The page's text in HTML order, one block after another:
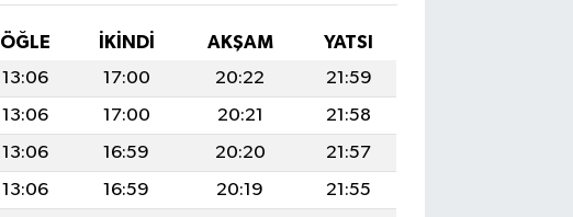
ÖĞLE İKINDI AKŞAM
YATSI
13:06 17:00 20:22
21:59
13:06 17:00 20:21
21:58
13:06 16:59 20:20
21:57
13:06 16:59 20:19
21:55